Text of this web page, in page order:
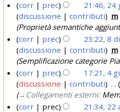
2
2
g
n
2
corr
prec 21:46, 24
discussione
contributi m
Proprietà semantiche
2
corr prec 23:22, 8
discussione
contributi m
Semplificazione categorie
corr prec 17:21, 4
discussione
contributi
→ Collegamenti esterni:
corr prec 21:34, 22